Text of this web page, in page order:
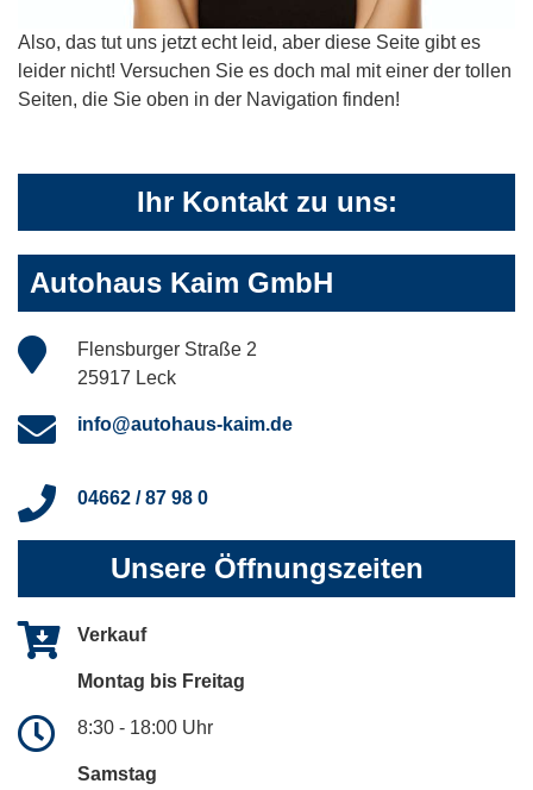
Also, das tut uns jetzt echt leid, aber diese Seite gibt es
leider nicht! Versuchen Sie es doch mal mit einer der tollen
Seiten, die Sie oben in der Navigation finden!
Ihr Kontakt zu uns:
Autohaus Kaim GmbH
Flensburger Straße 2
25917 Leck
info@autohaus-kaim.de
04662 / 87 98 0
Unsere Öffnungszeiten
Verkauf
Montag bis Freitag
8:30 - 18:00 Uhr
Samstag